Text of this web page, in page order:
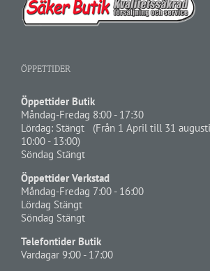
ÖPPETTIDER
Öppettider Butik
Måndag-Fredag 8:00 - 17:30
Lördag: Stängt (Från 1 April till 31
10:00 - 13:00)
Söndag Stängt
Öppettider Verkstad
Måndag-Fredag 7:00 - 16:00
Lördag Stängt
Söndag Stängt
Telefontider Butik
Vardagar 9:00 - 17:00